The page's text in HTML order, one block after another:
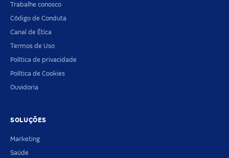
Trabalhe conosco
Código de Conduta
Canal de Ética
Termos de Uso
Política de privacidade
Política de Cookies
Ouvidoria
SOLUÇÕES
Marketing
Saúde